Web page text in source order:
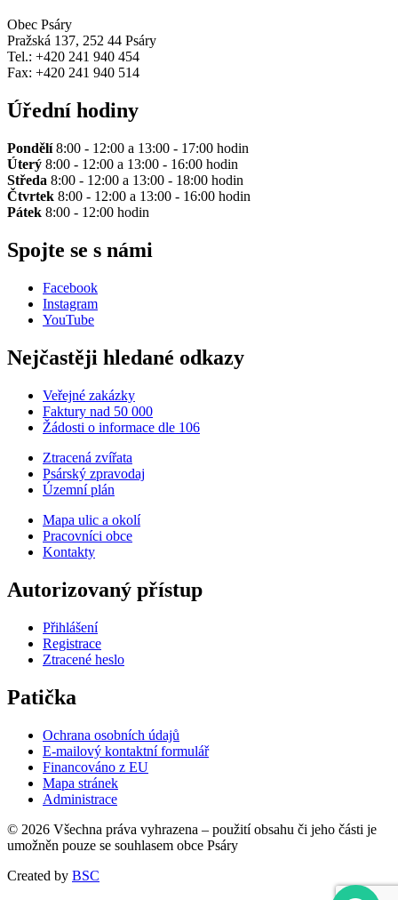
Obec Psáry
Pražská 137, 252 44 Psáry
Tel.: +420 241 940 454
Fax: +420 241 940 514
Úřední hodiny
Pondělí8:00 - 12:00 a 13:00 - 17:00 hodin
Úterý 8:00 - 12:00 a 13:00 - 16:00 hodin
Středa 8:00 - 12:00 a 13:00 - 18:00 hodin
Čtvrtek 8:00 - 12:00 a 13:00 - 16:00 hodin
Pátek 8:00 - 12:00 hodin
Spojte se s námi
Facebook
Instagram
YouTube
Nejčastěji hledané odkazy
Veřejné zakázky
Faktury nad 50 000
Žádosti o informace dle 106
Ztracená zvířata
Psárský zpravodaj
Územní plán
Mapa ulic a okolí
Pracovníci obce
Kontakty
Autorizovaný přístup
Přihlášení
Registrace
Ztracené heslo
Patička
Ochrana osobních údajů
E-mailový kontaktní formulář
Financováno z EU
Mapa stránek
Administrace
© 2026 Všechna práva vyhrazena – použití obsahu či jeho části je
umožněn pouze se souhlasem obce Psáry
Created by BSC